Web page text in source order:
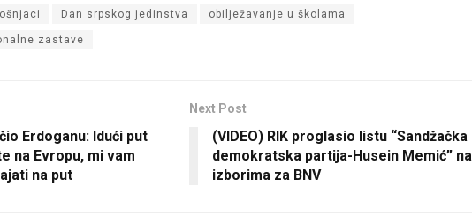
Dan srpskog jedinstva obilježavanje u školama
zastave
Erdoganu: Idući put
na Evropu, mi vam
na put
Next Post
(VIDEO) RIK proglasio listu “Sandžačka
demokratska partija-Husein Memić” na
izborima za BNV